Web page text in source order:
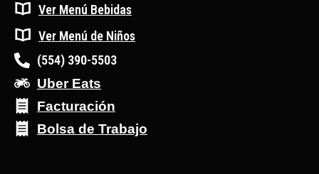
Ver Menú Bebidas
Ver Menú de Niños
(554) 390-5503
Uber Eats
Facturación
Bolsa de Trabajo